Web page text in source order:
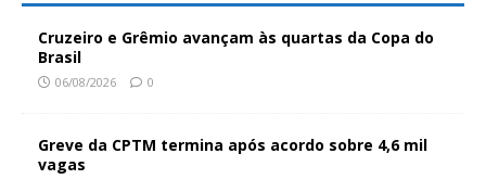
Cruzeiro e Grêmio avançam às quartas da Copa do
Brasil
06/08/2026 0
Greve da CPTM termina após acordo sobre 4,6 mil
vagas